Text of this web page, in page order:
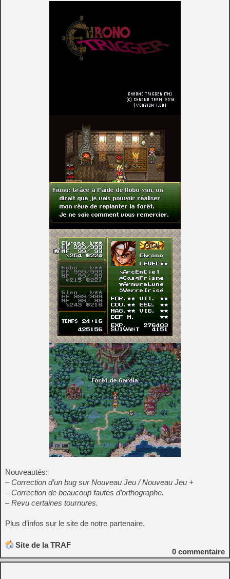
Nouveautés:
– Correction d’un bug sur Nouveau Jeu / Nouveau Jeu +
– Correction de beaucoup fautes d’orthographe.
– Revu certaines tournures.
Plus d’infos sur le site de notre partenaire.
Site de la TRAF
0 commentaire